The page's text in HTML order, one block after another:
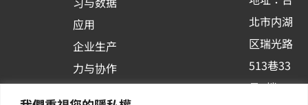
应用
企业生产
力与协作
s
q
u
a
r
北市内湖
区瑞光路
513巷33
号6楼